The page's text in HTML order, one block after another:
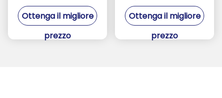
1.22inch TFT LCD di
RoHS 65K
Ottenga il migliore
prezzo
St7701s, quadro
comandi di 480*854
Ottenga il migliore
prezzo